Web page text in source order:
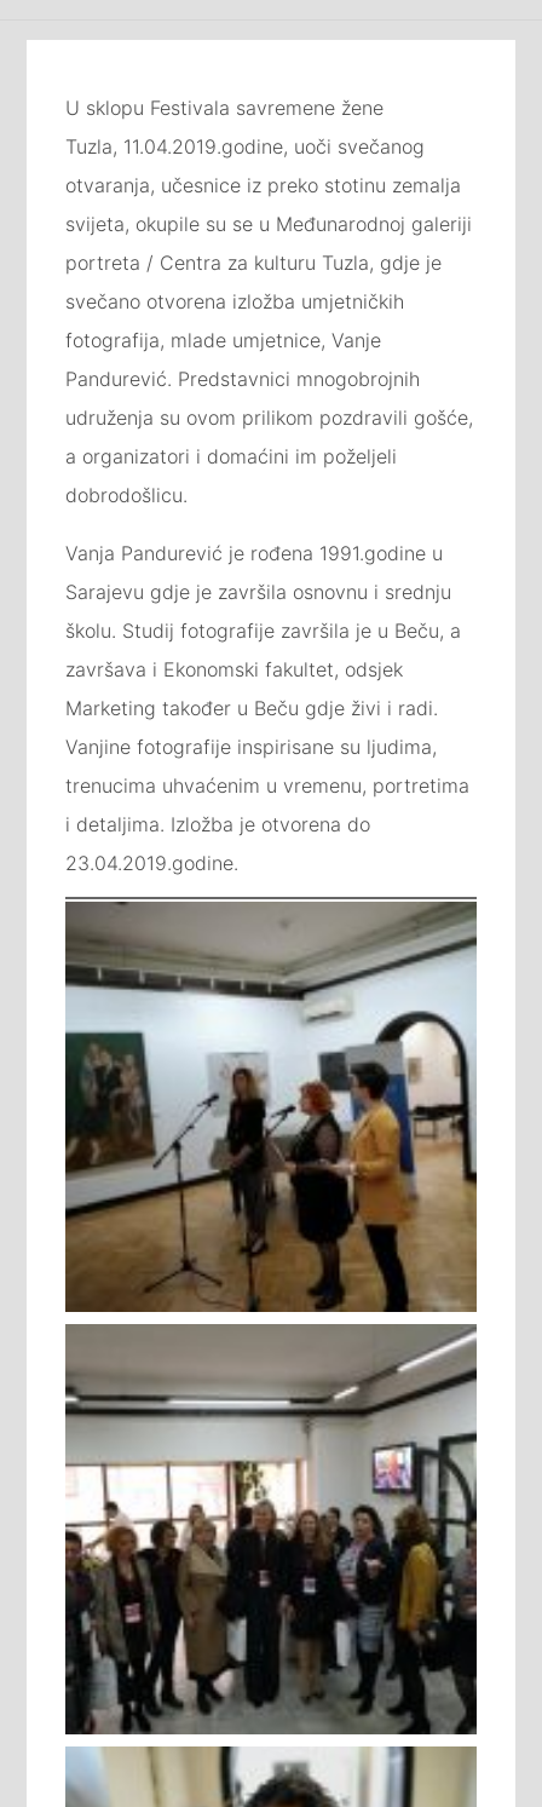
U sklopu Festivala savremene žene
Tuzla, 11.04.2019.godine, uoči svečanog
otvaranja, učesnice iz preko stotinu zemalja
svijeta, okupile su se u Međunarodnoj galeriji
portreta / Centra za kulturu Tuzla, gdje je
svečano otvorena izložba umjetničkih
fotografija, mlade umjetnice, Vanje
Pandurević. Predstavnici mnogobrojnih
udruženja su ovom prilikom pozdravili gošće,
a organizatori i domaćini im poželjeli
dobrodošlicu.
Vanja Pandurević je rođena 1991.godine u
Sarajevu gdje je završila osnovnu i srednju
školu. Studij fotografije završila je u Beču, a
završava i Ekonomski fakultet, odsjek
Marketing također u Beču gdje živi i radi.
Vanjine fotografije inspirisane su ljudima,
trenucima uhvaćenim u vremenu, portretima
i detaljima. Izložba je otvorena do
23.04.2019.godine.